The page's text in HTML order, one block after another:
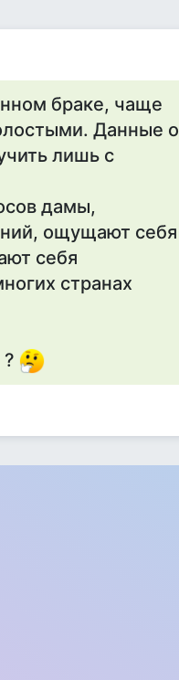
браке, чаще
Данные о
лишь с
дамы,
ощущают себя
себя
странах